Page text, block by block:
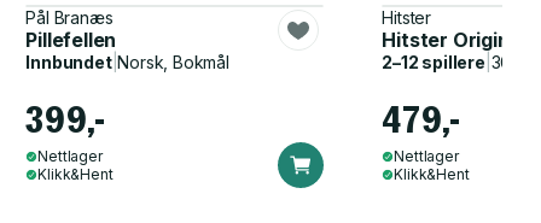
Pål Branæs
Pillefellen
Innbundet|Norsk, Bokmål
399,-
Nettlager
Klikk&Hent
Hitster
Hitster Original
2–12 spillere
479,-
Nettlager
Klikk&Hent